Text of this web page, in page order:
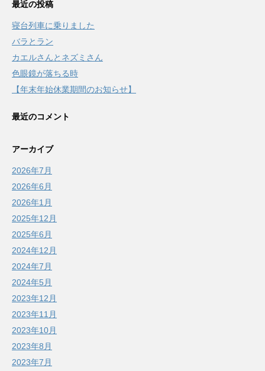
最近の投稿
寝台列車に乗りました
バラとラン
カエルさんとネズミさん
色眼鏡が落ちる時
【年末年始休業期間のお知らせ】
最近のコメント
アーカイブ
2026年7月
2026年6月
2026年1月
2025年12月
2025年6月
2024年12月
2024年7月
2024年5月
2023年12月
2023年11月
2023年10月
2023年8月
2023年7月